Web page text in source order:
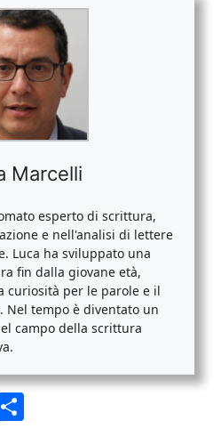
Marcelli
esperto di scrittura,
e nell'analisi di lettere
Luca ha sviluppato una
fin dalla giovane età,
curiosità per le parole e il
Nel tempo è diventato un
campo della scrittura